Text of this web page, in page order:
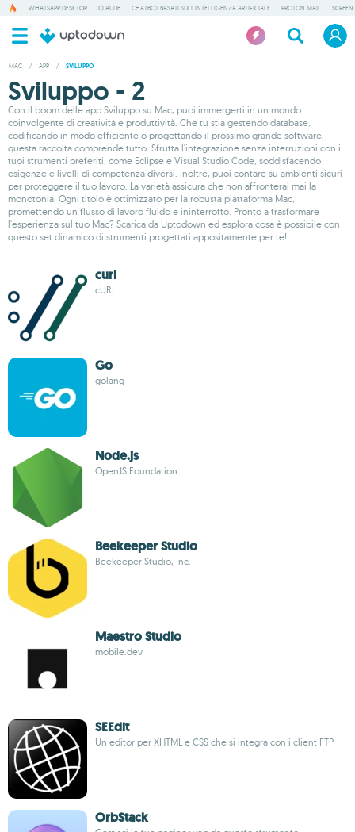
WHATSAPP DESKTOP CLAUDE CHATBOT BASATI SULL'INTELLIGENZA ARTIFICIALE PROTON MAIL
MAC / APP / SVILUPPO
Sviluppo - 2
Con il boom delle app Sviluppo su Mac, puoi immergerti in un mondo
coinvolgente di creatività e produttività. Che tu stia gestendo database,
codificando in modo efficiente o progettando il prossimo grande software,
questa raccolta comprende tutto. Sfrutta l'integrazione senza interruzioni con i
tuoi strumenti preferiti, come Eclipse e Visual Studio Code, soddisfacendo
esigenze e livelli di competenza diversi. Inoltre, puoi contare su ambienti sicuri
per proteggere il tuo lavoro. La varietà assicura che non affronterai mai la
monotonia. Ogni titolo è ottimizzato per la robusta piattaforma Mac,
promettendo un flusso di lavoro fluido e ininterrotto. Pronto a trasformare
l'esperienza sul tuo Mac? Scarica da Uptodown ed esplora cosa è possibile con
questo set dinamico di strumenti progettati appositamente per te!
curl
cURL
Go
golang
Node.js
OpenJS Foundation
Beekeeper Studio
Beekeeper Studio, Inc.
Maestro Studio
mobile.dev
SEEdit
Un editor per XHTML e CSS che si integra con i client FTP
OrbStack